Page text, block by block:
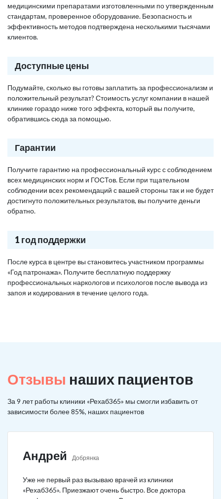
медицинскими препаратами изготовленными по утвержденным
стандартам, проверенное оборудование. Безопасность и
эффективность методов подтверждена несколькими тысячами
клиентов.
Доступные цены
Подумайте, сколько вы готовы заплатить за профессионализм и
положительный результат? Стоимость услуг компании в нашей
клинике гораздо ниже того эффекта, который вы получите,
обратившись сюда за помощью.
Гарантии
Получите гарантию на профессиональный курс с соблюдением
всех медицинских норм и ГОСТов. Если при тщательном
соблюдении всех рекомендаций с вашей стороны так и не будет
достигнуто положительных результатов, вы получите деньги
обратно.
1 год поддержки
После курса в центре вы становитесь участником программы
«Год патронажа». Получите бесплатную поддержку
профессиональных наркологов и психологов после вывода из
запоя и кодирования в течение целого года.
Отзывы наших пациентов
За 9 лет работы клиники «Рехаб365» мы смогли избавить от
зависимости более 85%, наших пациентов
Андрей Добрянка
Уже не первый раз вызываю врачей из клиники
«Рехаб365». Приезжают очень быстро. Все доктора